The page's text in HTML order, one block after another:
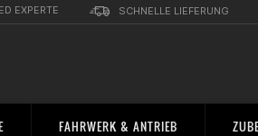
EXPERTE SCHNELLE LIEFERUNG
FAHRWERK & ANTRIEB